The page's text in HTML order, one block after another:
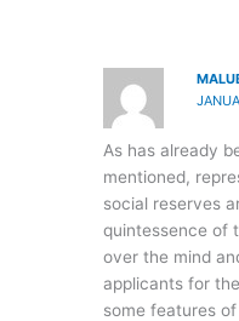
As has already
mentioned,
social reserves
quintessence of
over the mind
applicants for
some features